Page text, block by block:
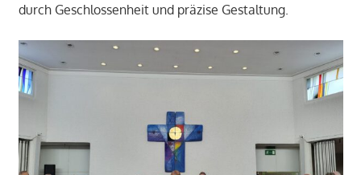
durch Geschlossenheit und präzise Gestaltung.